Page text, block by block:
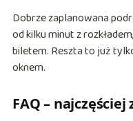
Dobrze zaplanowana
od kilku minut z
biletem. Reszta to już
oknem.
FAQ –